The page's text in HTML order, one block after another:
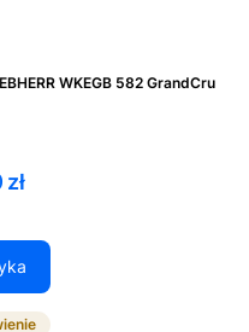
WKEGB 582 GrandCru